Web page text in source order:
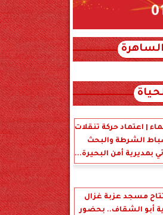
xml_json/
| اعتماد حركة تنقلات
الشرطة والبحث
بمديرية أمن البحيرة...
مسجد عزبة غزال
أبو الشقاف.. بحضور